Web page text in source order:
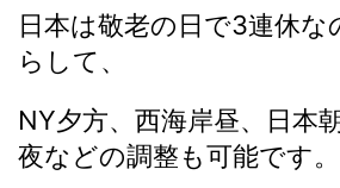
日本は敬老の日で3連休な
らして、
NY夕方、西海岸昼、日本
夜などの調整も可能です。